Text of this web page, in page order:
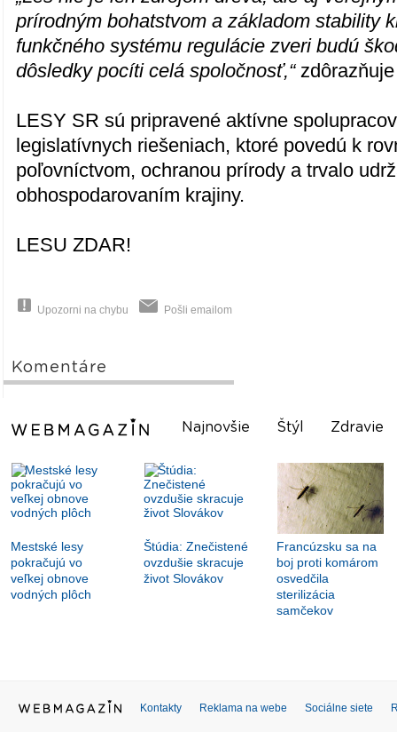
prírodným bohatstvom a základom stability
funkčného systému regulácie zveri budú
dôsledky pocíti celá spoločnosť,“
LESY SR sú pripravené aktívne
legislatívnych riešeniach, ktoré povedú k
poľovníctvom, ochranou prírody a trvalo
obhospodarovaním krajiny.
LESU ZDAR!
Upozorni na chybu Pošli emailom
Komentáre
Najnovšie Štýl Zdravie
Mestské lesy
pokračujú vo
veľkej obnove
vodných plôch
Štúdia: Znečistené
ovzdušie skracuje
život Slovákov
Francúzsku sa na
boj proti komárom
osvedčila
sterilizácia
samčekov
Kontakty Reklama na webe Sociálne siete